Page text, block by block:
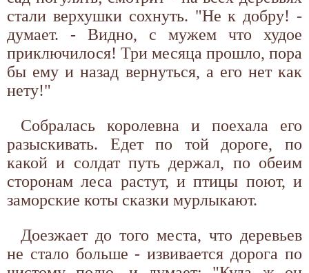
стали верхушки сохнуть. "Не к добру! -
думает. - Видно, с мужем что худое
приключилося! Три месяца прошло, пора
бы ему и назад вернуться, а его нет как
нету!"
Собралась королевна и поехала его
разыскивать. Едет по той дороге, по
какой и солдат путь держал, по обеим
сторонам леса растут, и птицы поют, и
заморские коты сказки мурлыкают.
Доезжает до того места, что деревьев
не стало больше - извивается дорога по